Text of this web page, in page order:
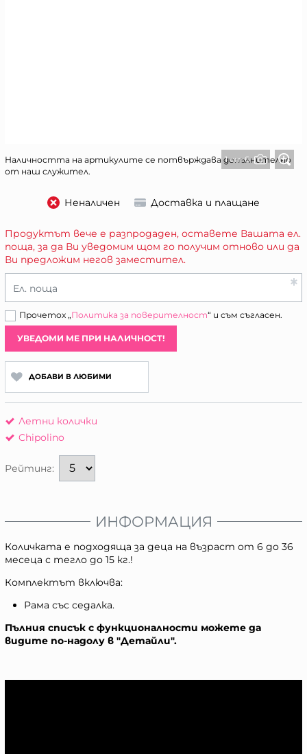
1 от 6
Наличността на артикулите се потвърждава допълнително
от наш служител.
Неналичен Доставка и плащане
Продуктът вече е разпродаден, оставете Вашата ел.
поща, за да Ви уведомим щом го получим отново или да
Ви предложим негов заместител.
Ел. поща
Прочетох „Политика за поверителност“ и съм съгласен.
УВЕДОМИ МЕ ПРИ НАЛИЧНОСТ!
ДОБАВИ В ЛЮБИМИ
Летни колички
Chipolino
Рейтинг:
ИНФОРМАЦИЯ
Количката е подходяща за деца на възраст от 6 до 36
месеца с тегло до 15 кг.!
Комплектът включва:
Рама със седалка.
Пълния списък с функционалности можете да
видите по-надолу в "Детайли".